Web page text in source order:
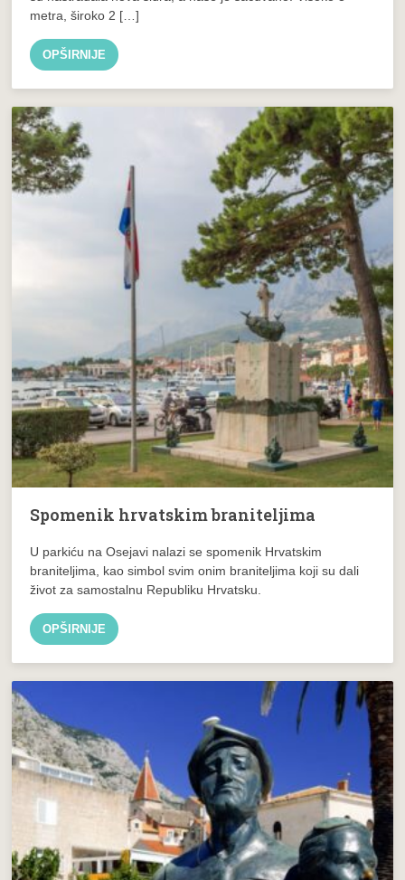
metra, široko 2 […]
OPŠIRNIJE
Spomenik hrvatskim braniteljima
U parkiću na Osejavi nalazi se spomenik Hrvatskim
braniteljima, kao simbol svim onim braniteljima koji su dali
život za samostalnu Republiku Hrvatsku.
OPŠIRNIJE